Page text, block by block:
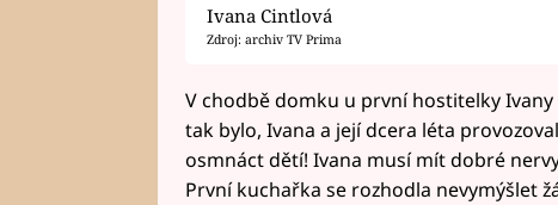
Ivana Cintlová
Zdroj: archiv TV Prima
V chodbě domku u první hostitelky
tak bylo, Ivana a její dcera léta
osmnáct dětí! Ivana musí mít dobré
První kuchařka se rozhodla nevymýšlet